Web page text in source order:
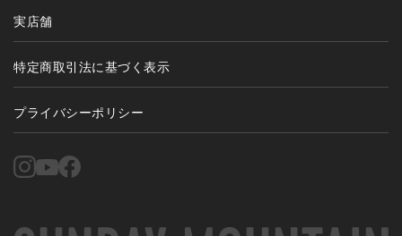
実店舗
特定商取引法に基づく表示
プライバシーポリシー